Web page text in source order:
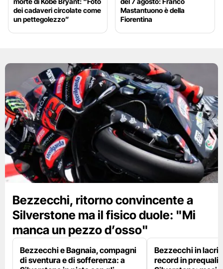
dei cadaveri circolate come
un pettegolezzo”
Mastantuono è della
Fiorentina
Bezzecchi, ritorno convincente a
Silverstone ma il fisico duole: "Mi
manca un pezzo d’osso"
Bezzecchi e Bagnaia, compagni
di sventura e di sofferenza: a
Bezzecchi in
record in